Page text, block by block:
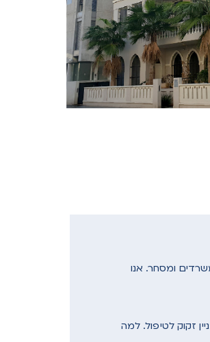
ומסחר. אנו
זקוק לטיפול. למה